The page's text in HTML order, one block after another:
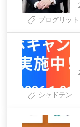
プログリット
シャドテン